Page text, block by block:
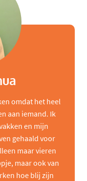
omdat het heel
aan iemand. Ik
en mijn
gehaald voor
maar vieren
maar ook van
hoe blij zijn